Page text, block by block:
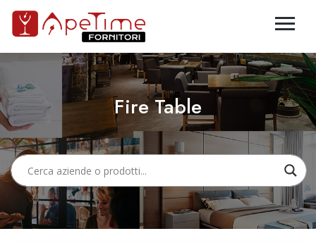
Fire Table